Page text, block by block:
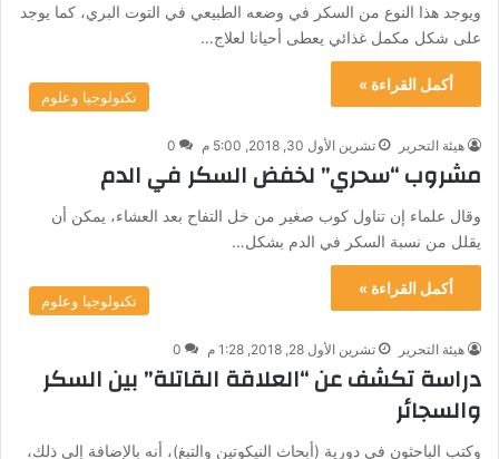
ويوجد هذا النوع من السكر في وضعه الطبيعي في التوت البري، كما يوجد
على شكل مكمل غذائي يعطى أحيانا لعلاج…
أكمل القراءة »
تكنولوجيا وعلوم
هيئة التحرير تشرين الأول 30, 2018, 5:00 م 0
مشروب “سحري” لخفض السكر في الدم
وقال علماء إن تناول كوب صغير من خل التفاح بعد العشاء، يمكن أن
يقلل من نسبة السكر في الدم بشكل…
أكمل القراءة »
تكنولوجيا وعلوم
هيئة التحرير تشرين الأول 28, 2018, 1:28 م 0
دراسة تكشف عن “العلاقة القاتلة” بين السكر
والسجائر
وكتب الباحثون في دورية (أبحاث النيكوتين والتبغ)، أنه بالإضافة إلى ذلك،